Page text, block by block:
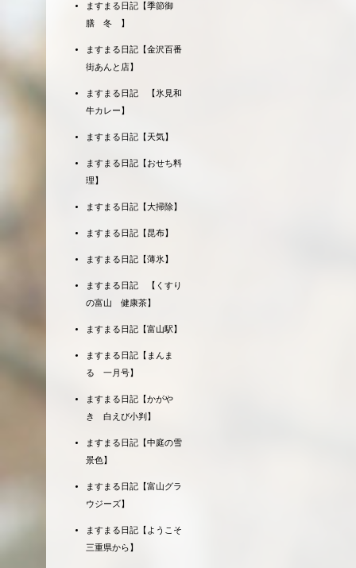
ますまる日記【季節御
膳 冬 】
ますまる日記【金沢百番
街あんと店】
ますまる日記 【氷見和
牛カレー】
ますまる日記【天気】
ますまる日記【おせち料
理】
ますまる日記【大掃除】
ますまる日記【昆布】
ますまる日記【薄氷】
ますまる日記 【くすり
の富山 健康茶】
ますまる日記【富山駅】
ますまる日記【まんま
る 一月号】
ますまる日記【かがや
き 白えび小判】
ますまる日記【中庭の雪
景色】
ますまる日記【富山グラ
ウジーズ】
ますまる日記【ようこそ
三重県から】